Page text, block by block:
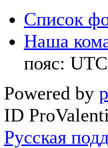
Список
Наша
пояс: UTC
Powered by
ID
Русская